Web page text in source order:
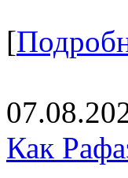
[
Как